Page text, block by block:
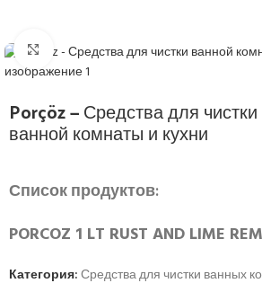
Нажмите, чтобы увеличить
Porçöz — Средства для чистки
ванной комнаты и кухни
Список продуктов:
PORCOZ 1 LT RUST AND LIME
Категория:Средства для чистки ванных